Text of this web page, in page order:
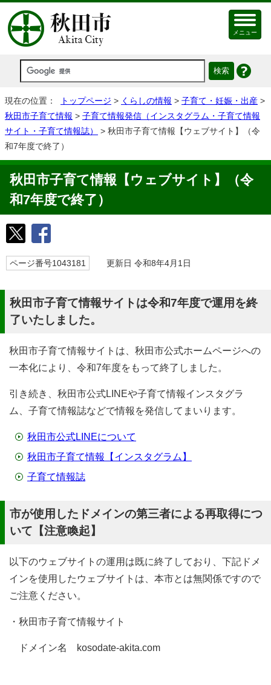
メニュー
現在の位置： トップページ > くらしの情報 > 子育て・妊娠・出産 >
秋田市子育て情報 > 子育て情報発信（インスタグラム・子育て情報
サイト・子育て情報誌）
> 秋田市子育て情報【ウェブサイト】（令
和7年度で終了）
秋田市子育て情報【ウェブサイト】（令
和7年度で終了）
ページ番号1043181 更新日 令和8年4月1日
秋田市子育て情報サイトは令和7年度で運用を終
了いたしました。
秋田市子育て情報サイトは、秋田市公式ホームページへの
一本化により、令和7年度をもって終了しました。
引き続き、秋田市公式LINEや子育て情報インスタグラ
ム、子育て情報誌などで情報を発信してまいります。
秋田市公式LINEについて
秋田市子育て情報【インスタグラム】
子育て情報誌
市が使用したドメインの第三者による再取得につ
いて【注意喚起】
以下のウェブサイトの運用は既に終了しており、下記ドメ
インを使用したウェブサイトは、本市とは無関係ですので
ご注意ください。
・秋田市子育て情報サイト
ドメイン名 kosodate-akita.com